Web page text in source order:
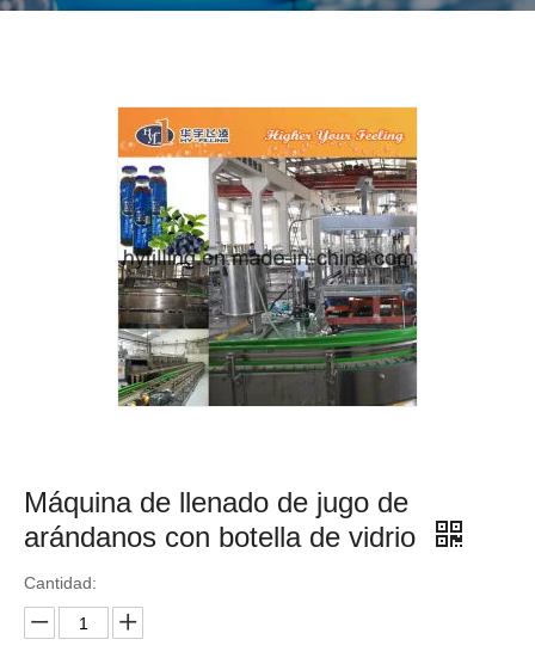
Máquina de llenado de jugo de
arándanos con botella de vidrio
Cantidad: